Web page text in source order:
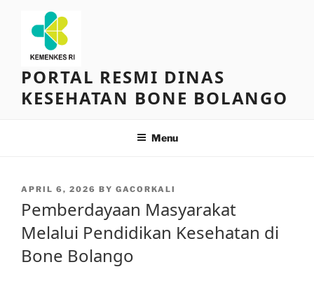
content
PORTAL RESMI DINAS
KESEHATAN BONE BOLANGO
Menu
POSTED
APRIL 6, 2026 BY GACORKALI
Pemberdayaan Masyarakat
Melalui Pendidikan Kesehatan di
Bone Bolango